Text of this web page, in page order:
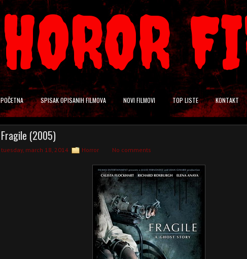
HOROR
POČETNA SPISAK OPISANIH FILMOVA NOVI FILMOVI TOP LISTE KONTAKT
Fragile (2005)
tuesday, march 18, 2014 Horror No comments